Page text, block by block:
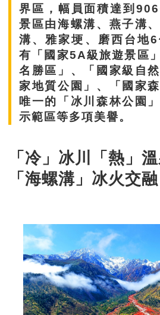
界區，幅員面積達到
景區由海螺溝、燕子溝
溝、雅家埂、磨西台地
有「國家5A級旅遊景區
名勝區」、「國家級自
家地質公園」、「國家
唯一的「冰川森林公園
示範區等多項美譽。
「冷」冰川「熱」
「海螺溝」冰火交融